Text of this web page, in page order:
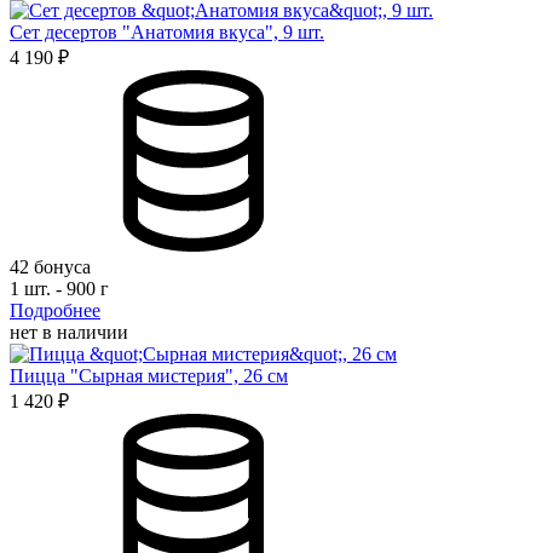
Сет десертов "Анатомия вкуса", 9 шт.
4 190 ₽
42 бонуса
1 шт. - 900 г
Подробнее
нет в наличии
Пицца "Сырная мистерия", 26 см
1 420 ₽